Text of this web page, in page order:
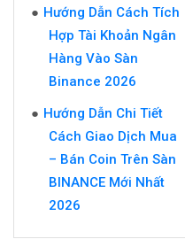
Hướng Dẫn Cách Tích
Hợp Tài Khoản Ngân
Hàng Vào Sàn
Binance 2026
Hướng Dẫn Chi Tiết
Cách Giao Dịch Mua
– Bán Coin Trên Sàn
BINANCE Mới Nhất
2026